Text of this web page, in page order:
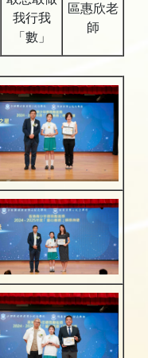
我行我
「數」
區惠欣老
師